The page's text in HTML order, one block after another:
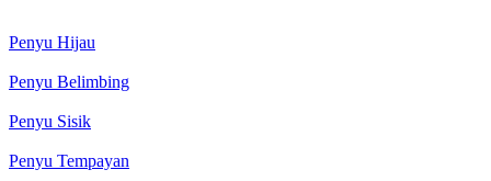
Penyu Hijau
Penyu Belimbing
Penyu Sisik
Penyu Tempayan